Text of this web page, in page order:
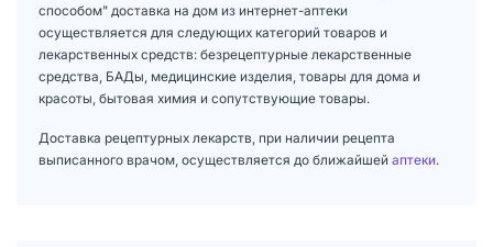
способом" доставка на дом из интернет-аптеки
осуществляется для следующих категорий товаров и
лекарственных средств: безрецептурные лекарственные
средства, БАДы, медицинские изделия, товары для дома и
красоты, бытовая химия и сопутствующие товары.
Доставка рецептурных лекарств, при наличии рецепта
выписанного врачом, осуществляется до ближайшей аптеки.